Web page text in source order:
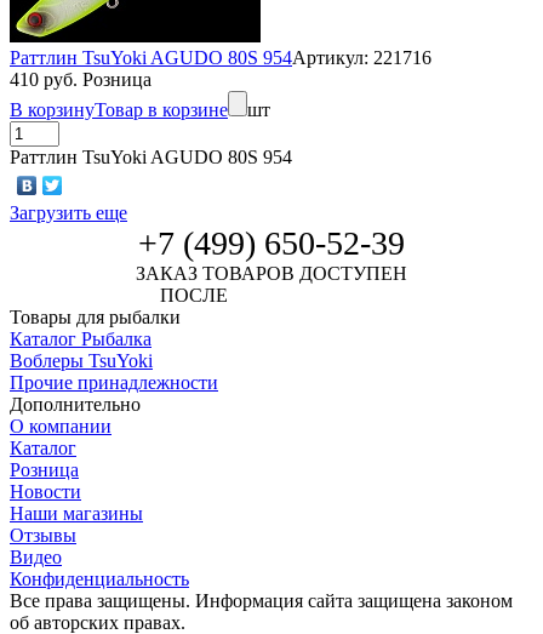
Раттлин TsuYoki AGUDO 80S 954Артикул: 221716
410 руб. Розница
В корзинуТовар в корзине шт
Раттлин TsuYoki AGUDO 80S 954
Загрузить еще
+7 (499) 650-52-39
ЗАКАЗ ТОВАРОВ ДОСТУПЕН
ПОСЛЕ
Товары для рыбалки
Каталог Рыбалка
Воблеры TsuYoki
Прочие принадлежности
Дополнительно
О компании
Каталог
Розница
Новости
Наши магазины
Отзывы
Видео
Конфиденциальность
Все права защищены. Информация сайта защищена законом
об авторских правах.